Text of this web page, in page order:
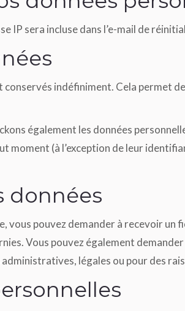
IP sera incluse dans l’e-mail de
indéfiniment. Cela permet
également les données
(à l’exception de leur
données
vous pouvez demander à recevoir
Vous pouvez également
légales ou pour des